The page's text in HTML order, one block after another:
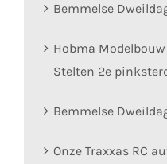
Bemmelse
Hobma
Stelten 2e
Bemmelse
Onze Traxxas RC